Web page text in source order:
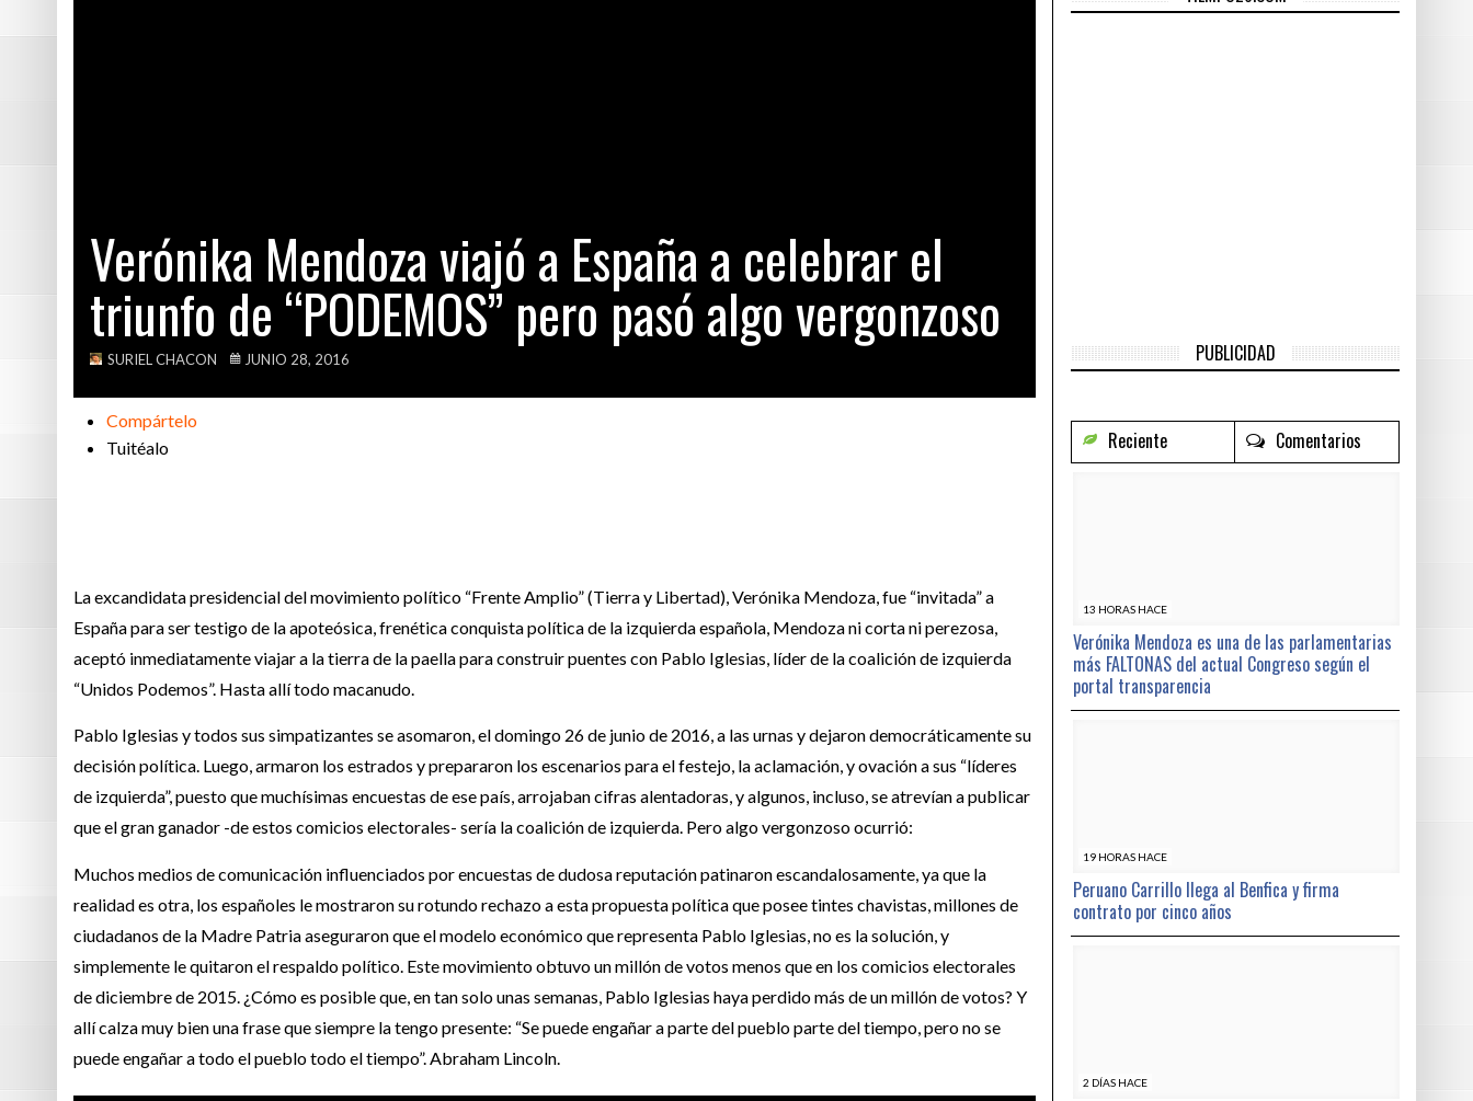
Verónika Mendoza viajó a España a celebrar el
triunfo de “PODEMOS” pero pasó algo vergonzoso
SURIEL CHACON JUNIO 28, 2016
Compártelo
Tuitéalo
La excandidata presidencial del movimiento político “Frente Amplio” (Tierra y Libertad), Verónika Mendoza, fue “invitada” a
España para ser testigo de la apoteósica, frenética conquista política de la izquierda española, Mendoza ni corta ni perezosa,
aceptó inmediatamente viajar a la tierra de la paella para construir puentes con Pablo Iglesias, líder de la coalición de izquierda
“Unidos Podemos”. Hasta allí todo macanudo.
Pablo Iglesias y todos sus simpatizantes se asomaron, el domingo 26 de junio de 2016, a las urnas y dejaron democráticamente su
decisión política. Luego, armaron los estrados y prepararon los escenarios para el festejo, la aclamación, y ovación a sus “líderes
de izquierda”, puesto que muchísimas encuestas de ese país, arrojaban cifras alentadoras, y algunos, incluso, se atrevían a publicar
que el gran ganador -de estos comicios electorales- sería la coalición de izquierda. Pero algo vergonzoso ocurrió:
Muchos medios de comunicación influenciados por encuestas de dudosa reputación patinaron escandalosamente, ya que la
realidad es otra, los españoles le mostraron su rotundo rechazo a esta propuesta política que posee tintes chavistas, millones de
ciudadanos de la Madre Patria aseguraron que el modelo económico que representa Pablo Iglesias, no es la solución, y
simplemente le quitaron el respaldo político. Este movimiento obtuvo un millón de votos menos que en los comicios electorales
de diciembre de 2015. ¿Cómo es posible que, en tan solo unas semanas, Pablo Iglesias haya perdido más de un millón de votos? Y
allí calza muy bien una frase que siempre la tengo presente: “Se puede engañar a parte del pueblo parte del tiempo, pero no se
puede engañar a todo el pueblo todo el tiempo”. Abraham Lincoln.
PUBLICIDAD
Reciente Comentarios
13 HORAS HACE
Verónika Mendoza es una de las parlamentarias
más FALTONAS del actual Congreso según el
portal transparencia
19 HORAS HACE
Peruano Carrillo llega al Benfica y firma
contrato por cinco años
2 DÍAS HACE